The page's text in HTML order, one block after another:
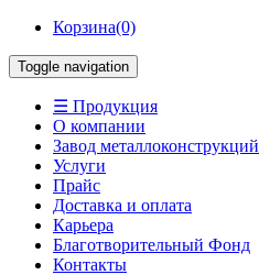
Корзина(0)
Toggle navigation
☰ Продукция
О компании
Завод металлоконструкций
Услуги
Прайс
Доставка и оплата
Карьера
Благотворительный Фонд
Контакты